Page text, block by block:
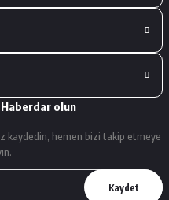
olun
kaydedin, hemen bizi takip etmeye
Kaydet